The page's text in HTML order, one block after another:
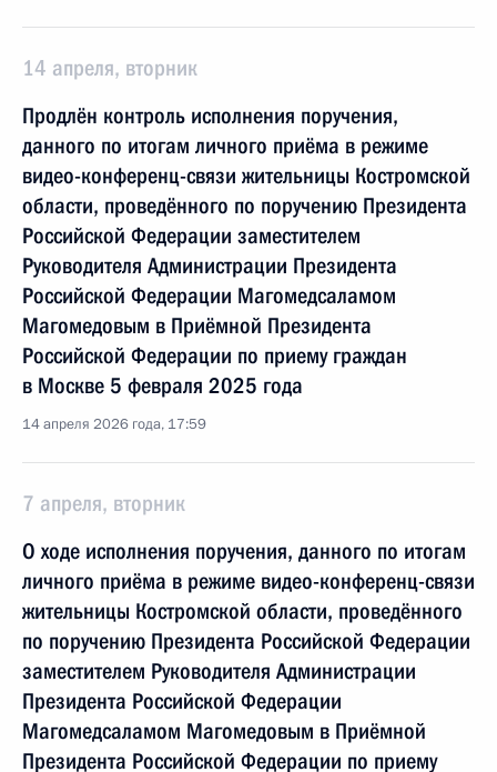
14 апреля, вторник
Продлён контроль исполнения поручения,
данного по итогам личного приёма в режиме
видео-конференц-связи жительницы Костромской
области, проведённого по поручению Президента
Российской Федерации заместителем
Руководителя Администрации Президента
Российской Федерации Магомедсаламом
Магомедовым в Приёмной Президента
Российской Федерации по приему граждан
в Москве 5 февраля 2025 года
14 апреля 2026 года, 17:59
7 апреля, вторник
О ходе исполнения поручения, данного по итогам
личного приёма в режиме видео-конференц-связи
жительницы Костромской области, проведённого
по поручению Президента Российской Федерации
заместителем Руководителя Администрации
Президента Российской Федерации
Магомедсаламом Магомедовым в Приёмной
Президента Российской Федерации по приему